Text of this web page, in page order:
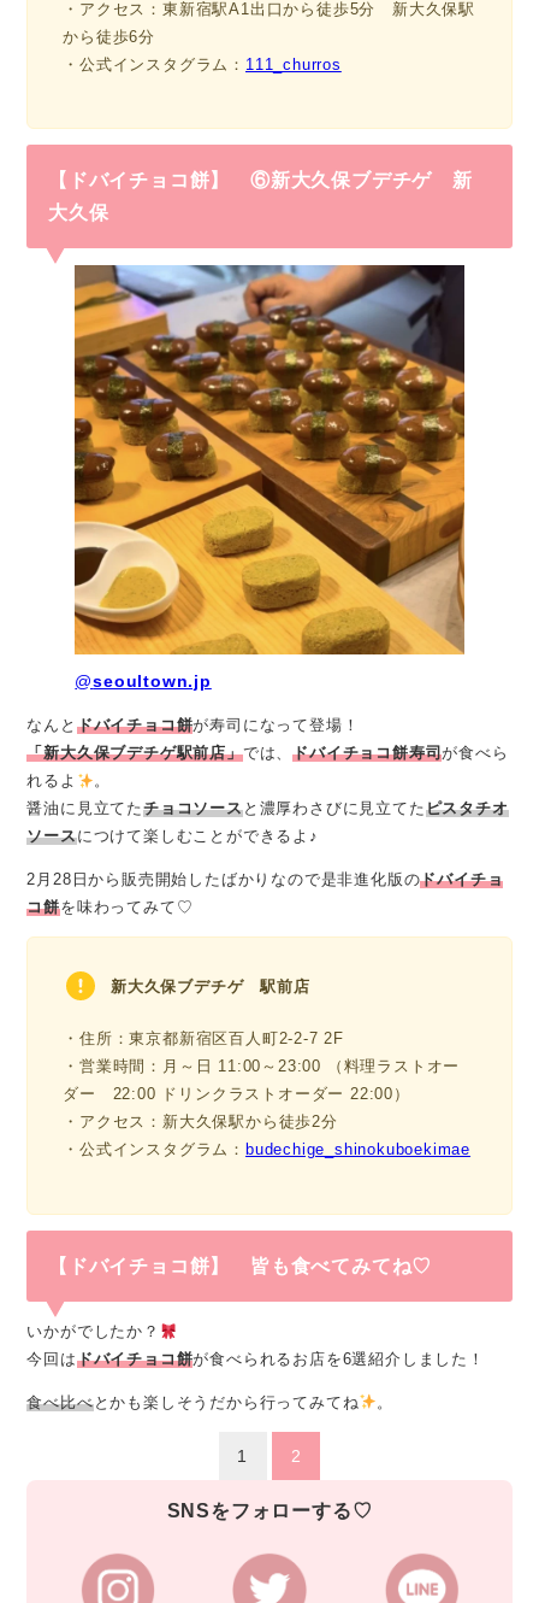
・アクセス：東新宿駅A1出口から徒歩5分 新大久保駅
から徒歩6分
・公式インスタグラム： 111_churros
【ドバイチョコ餅】 ⑥新大久保ブデチゲ 新
大久保
@seoultown.jp
なんと ドバイチョコ餅が寿司になって登場！
「新大久保ブデチゲ駅前店」では、ドバイチョコ餅寿司が食べら
れるよ
。
醤油に見立てたチョコソースと濃厚わさびに見立てたピスタチオ
ソースにつけて楽しむことができるよ♪
2月28日から販売開始したばかりなので是非進化版のドバイチョ
コ餅を味わってみて♡
新大久保ブデチゲ 駅前店
・住所：東京都新宿区百人町2-2-7 2F
・営業時間：月～日 11:00～23:00 （料理ラストオー
ダー 22:00 ドリンクラストオーダー 22:00）
・アクセス：新大久保駅から徒歩2分
・公式インスタグラム： budechige_shinokuboekimae
【ドバイチョコ餅】 皆も食べてみてね♡
いかがでしたか？
今回はドバイチョコ餅が食べられるお店を6選紹介しました！
食べ比べとかも楽しそうだから行ってみてね 。
1 2
SNSをフォローする♡